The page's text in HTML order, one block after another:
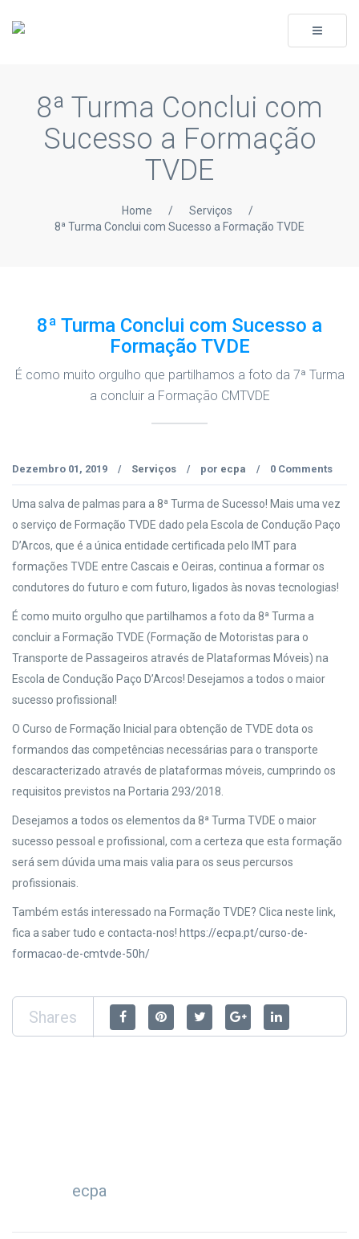
Toggle
8ª Turma Conclui com
Sucesso a Formação
TVDE
Home / Serviços
/
8ª Turma Conclui com Sucesso a Formação TVDE
8ª Turma Conclui com Sucesso a
Formação TVDE
É como muito orgulho que partilhamos a foto da 7ª Turma
a concluir a Formação CMTVDE
Dezembro 01, 2019 / Serviços / por ecpa / 0 Comments
Uma salva de palmas para a 8ª Turma de Sucesso! Mais uma vez
o serviço de Formação TVDE dado pela Escola de Condução Paço
D’Arcos, que é a única entidade certificada pelo IMT para
formações TVDE entre Cascais e Oeiras, continua a formar os
condutores do futuro e com futuro, ligados às novas tecnologias!
É como muito orgulho que partilhamos a foto da 8ª Turma a
concluir a Formação TVDE (Formação de Motoristas para o
Transporte de Passageiros através de Plataformas Móveis) na
Escola de Condução Paço D’Arcos! Desejamos a todos o maior
sucesso profissional!
O Curso de Formação Inicial para obtenção de TVDE dota os
formandos das competências necessárias para o transporte
descaracterizado através de plataformas móveis, cumprindo os
requisitos previstos na Portaria 293/2018.
Desejamos a todos os elementos da 8ª Turma TVDE o maior
sucesso pessoal e profissional, com a certeza que esta formação
será sem dúvida uma mais valia para os seus percursos
profissionais.
Também estás interessado na Formação TVDE? Clica neste link,
fica a saber tudo e contacta-nos! https://ecpa.pt/curso-de-
formacao-de-cmtvde-50h/
Shares
ecpa